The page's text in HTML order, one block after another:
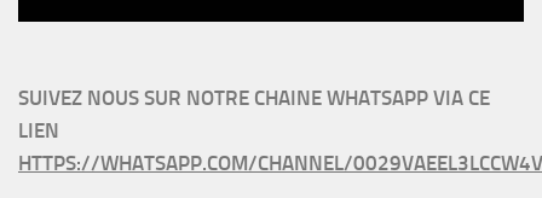
SUIVEZ NOUS SUR NOTRE CHAINE WHATSAPP VIA CE
LIEN
HTTPS://WHATSAPP.COM/CHANNEL/